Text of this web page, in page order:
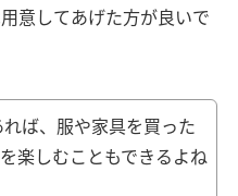
意してあげた方が良いで
ば、服や家具を買った
楽しむこともできるよね